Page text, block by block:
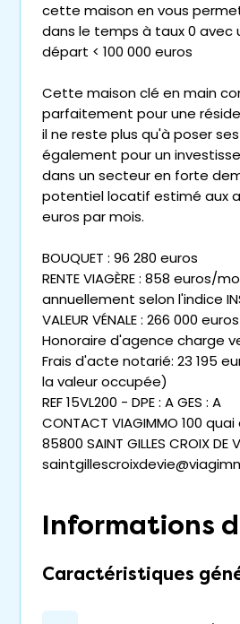
cette maison en vous
dans le temps à taux 0 avec
départ < 100 000 euros
Cette maison clé en main
parfaitement pour une
il ne reste plus qu'à poser
également pour un
dans un secteur en forte
potentiel locatif estimé aux
euros par mois.
BOUQUET : 96 280 euros
RENTE VIAGÈRE : 858 euros/
annuellement selon l'indice
VALEUR VÉNALE : 266 000 euros
Honoraire d'agence charge
Frais d'acte notarié: 23 195
la valeur occupée)
REF 15VL200 - DPE : A GES : A
CONTACT VIAGIMMO 100
85800 SAINT GILLES CROIX DE
Informations
Caractéristiques